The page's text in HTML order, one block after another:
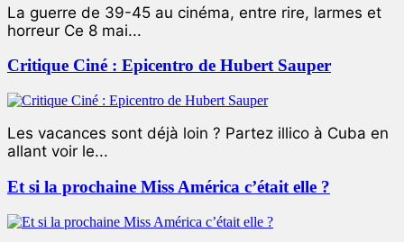
La guerre de 39-45 au cinéma, entre rire, larmes et
horreur Ce 8 mai...
Critique Ciné : Epicentro de Hubert Sauper
Les vacances sont déjà loin ? Partez illico à Cuba en
allant voir le...
Et si la prochaine Miss América c’était elle ?